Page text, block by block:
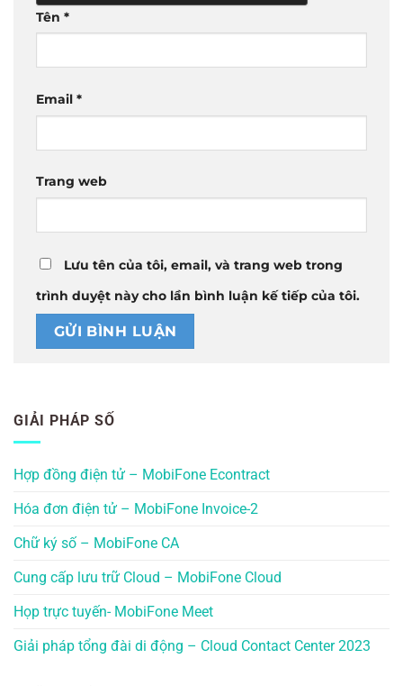
Tên *
Email *
Trang web
Lưu tên của tôi, email, và trang web trong
trình duyệt này cho lần bình luận kế tiếp của tôi.
GIẢI PHÁP SỐ
Hợp đồng điện tử – MobiFone Econtract
Hóa đơn điện tử – MobiFone Invoice-2
Chữ ký số – MobiFone CA
Cung cấp lưu trữ Cloud – MobiFone Cloud
Họp trực tuyến- MobiFone Meet
Giải pháp tổng đài di động – Cloud Contact Center 2023